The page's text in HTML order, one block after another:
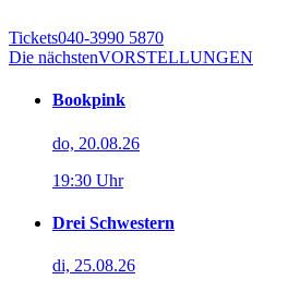
Tickets040-3990 5870
Die nächstenVORSTELLUNGEN
Bookpink
do, 20.08.26
19:30 Uhr
Drei Schwestern
di, 25.08.26